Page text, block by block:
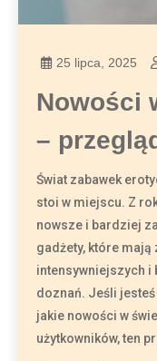
25 lipca, 2025
Nowości
–
Świat zabawek
stoi w miejscu. Z
nowsze i bardziej
gadżety, które
intensywniejszych
doznań. Jeśli
jakie nowości w
użytkowników, ten